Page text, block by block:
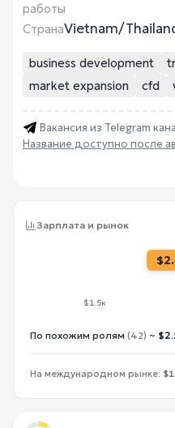
работы
СтранаVietnam/
business development
market expansion
cfd
Вакансия из Telegram
Название доступно после
Зарплата и рынок
$1.5к
По похожим ролям (42) ~
На международном рынке: